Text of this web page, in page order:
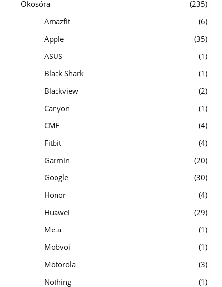
Okosóra
235
Amazfit
6
Apple
35
ASUS
1
Black Shark
1
Blackview
2
Canyon
1
CMF
4
Fitbit
4
Garmin
20
Google
30
Honor
4
Huawei
29
Meta
1
Mobvoi
1
Motorola
3
Nothing
1